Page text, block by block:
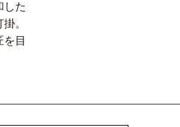
した
。
目